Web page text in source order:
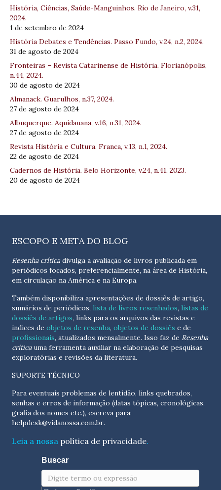
História, Ciências, Saúde-Manguinhos. Rio de Janeiro, v.31,
2024.
1 de setembro de 2024
História Debates e Tendências. Passo Fundo, v.24, n.2, 2024.
31 de agosto de 2024
Fronteiras – Revista Catarinense de História. Florianópolis,
n.44, 2024.
30 de agosto de 2024
Almanack. Guarulhos, n.37, 2024.
27 de agosto de 2024
Albuquerque. Aquidauana, v.16, n.31, 2024.
27 de agosto de 2024
Revista História e Cultura. Franca, v.13, n.1, 2024.
22 de agosto de 2024
Cadernos de História. Belo Horizonte, v.24, n.41, 2023.
20 de agosto de 2024
ESCOPO E META DO BLOG
Resenha críticadivulga a avaliação de livros publicada em
periódicos focados, preferencialmente, na área de História,
em circulação na América e na Europa.
Também disponibiliza apresentações de dossiês de artigo,
sumários de periódicos, lista de livros resenhados, listas de
dossiês de artigos, links para os arquivos das revistas e
índices de objetos de resenha, objetos de dossiês e de
profissionais, atualizados mensalmente. Isso faz de Resenha
críticauma ferramenta auxiliar na elaboração de pesquisas
exploratórias e revisões da literatura.
SUPORTE TÉCNICO
Para eventuais problemas de lentidão, links quebrados,
senhas e erros de informação (datas tópicas, cronológicas,
helpdesk@vidanossa.com.br.
Leia a nossa política de privacidade.
Buscar